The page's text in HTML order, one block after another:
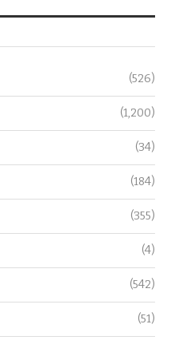
(526)
(1,200)
(34)
(184)
(355)
(4)
(542)
(51)